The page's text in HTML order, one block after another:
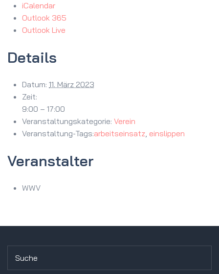
iCalendar
Outlook 365
Outlook Live
Details
Datum: 11. März 2023
Zeit:
9:00 – 17:00
Veranstaltungskategorie: Verein
Veranstaltung-Tags:arbeitseinsatz, einslippen
Veranstalter
WWV